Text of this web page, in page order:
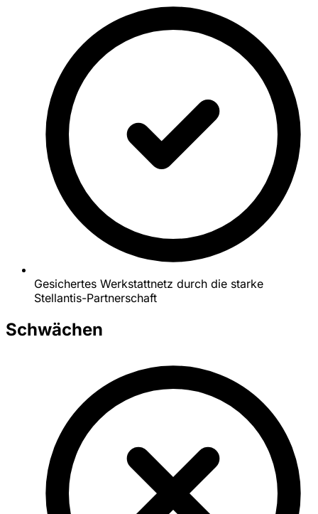
Gesichertes Werkstattnetz durch die starke
Stellantis-Partnerschaft
Schwächen